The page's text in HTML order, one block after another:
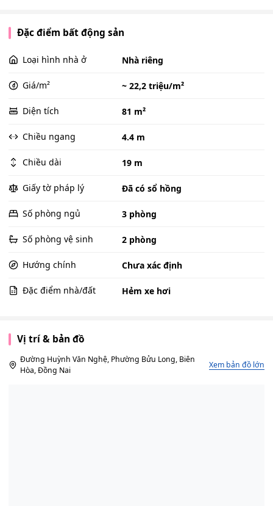
Đặc điểm bất động sản
Loại hình nhà ở Nhà riêng
Giá/m² ~ 22,2 triệu/m²
Diện tích 81 m²
Chiều ngang 4.4 m
Chiều dài 19 m
Giấy tờ pháp lý Đã có sổ hồng
Số phòng ngủ 3 phòng
Số phòng vệ sinh 2 phòng
Hướng chính Chưa xác định
Đặc điểm nhà/đất Hẻm xe hơi
Vị trí & bản đồ
Đường Huỳnh Văn Nghệ, Phường Bửu Long, Biên
Hòa, Đồng Nai
Xem bản đồ lớn